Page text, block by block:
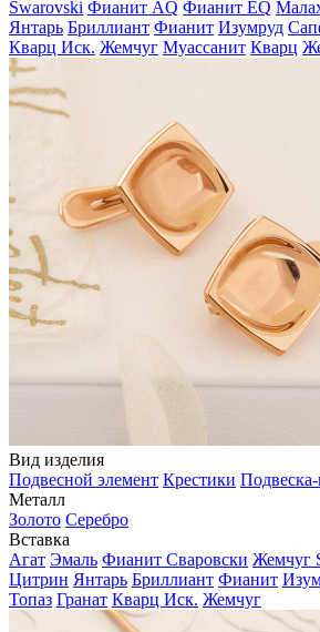
Swarovski Фианит AQ Фианит EQ
Янтарь Бриллиант Фианит Изумруд
Кварц Иск. Жемчуг Муассанит Кварц
Вид изделия
Подвесной элемент Крестики
Металл
Золото Серебро
Вставка
Агат Эмаль Фианит Сваровски Жемчуг
Цитрин Янтарь Бриллиант Фианит
Топаз Гранат Кварц Иск. Жемчуг